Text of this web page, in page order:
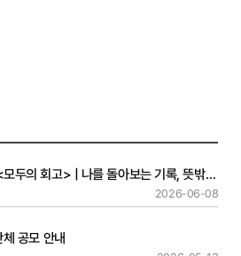
네이버블로그와 함께하는 <모두의 회고> | 나를 돌아보는 기록, 뜻밖의 발견
2026-06-08
공모 안내